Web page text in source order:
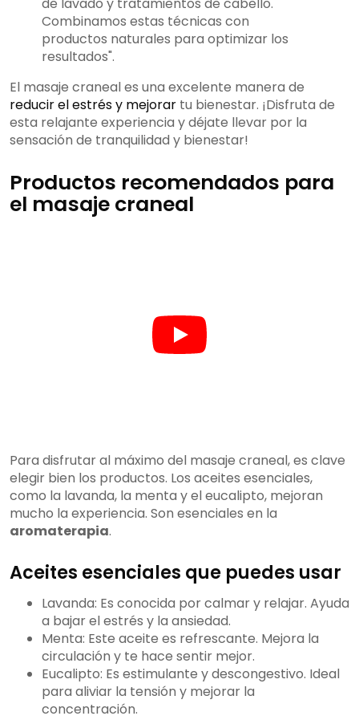
de lavado y tratamientos de cabello.
Combinamos estas técnicas con
productos naturales para optimizar los
resultados".
El masaje craneal es una excelente manera de
reducir el estrés y mejorar tu bienestar. ¡Disfruta de
esta relajante experiencia y déjate llevar por la
sensación de tranquilidad y bienestar!
Productos recomendados para
el masaje craneal
Para disfrutar al máximo del masaje craneal, es clave
elegir bien los productos. Los aceites esenciales,
como la lavanda, la menta y el eucalipto, mejoran
mucho la experiencia. Son esenciales en la
aromaterapia.
Aceites esenciales que puedes usar
Lavanda: Es conocida por calmar y relajar. Ayuda
a bajar el estrés y la ansiedad.
Menta: Este aceite es refrescante. Mejora la
circulación y te hace sentir mejor.
Eucalipto: Es estimulante y descongestivo. Ideal
para aliviar la tensión y mejorar la
concentración.